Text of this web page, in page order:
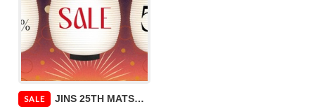
SALE JINS 25TH MATSURI 第三弾スタート！